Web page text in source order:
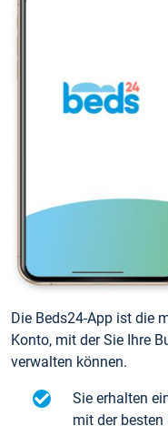
Die Beds24-App ist die
Konto, mit der Sie Ihre
verwalten können.
Sie erhalten
mit der